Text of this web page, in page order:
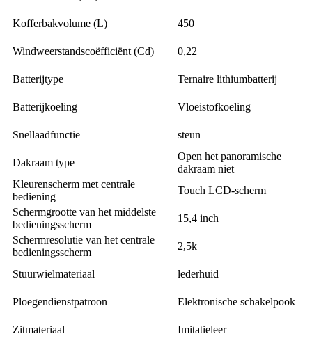
Kofferbakvolume (L) 450
Windweerstandscoëfficiënt (Cd) 0,22
Batterijtype Ternaire lithiumbatterij
Batterijkoeling Vloeistofkoeling
Snellaadfunctie steun
Dakraam type
Open het panoramische
dakraam niet
Kleurenscherm met centrale
bediening
Touch LCD-scherm
Schermgrootte van het middelste
bedieningsscherm
15,4 inch
Schermresolutie van het centrale
bedieningsscherm
2,5k
Stuurwielmateriaal lederhuid
Ploegendienstpatroon Elektronische schakelpook
Zitmateriaal Imitatieleer